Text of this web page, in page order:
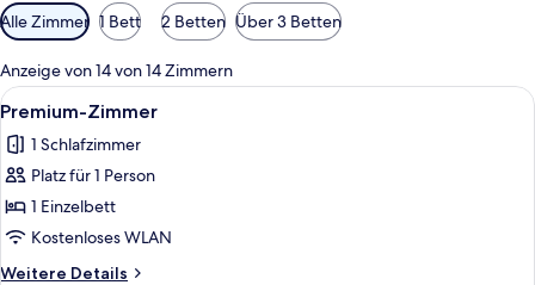
Verfügbare
Filter
für
Zimmer
Alle Zimmer 1 Bett 2 Betten Über 3 Betten
Anzeige von 14 von 14 Zimmern
Alle
Fotos
für
Premium-
Zimmer
anzeigen
Ein Hotelzimmer mit zwei Betten,
5
Premium-Zimmer
1 Schlafzimmer
Platz für 1 Person
1 Einzelbett
Kostenloses WLAN
Weitere Details
Weitere